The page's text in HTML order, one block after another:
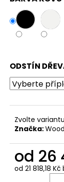
ODSTÍN
Zvolte variantu
Značka:
od 26
od 21 818,18 Kč